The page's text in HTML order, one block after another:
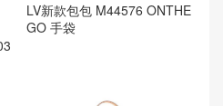
LV新款包包 M44576 ONTHE
GO 手袋